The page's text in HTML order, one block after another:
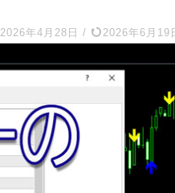
2026年4月28日 / 2026年6月19